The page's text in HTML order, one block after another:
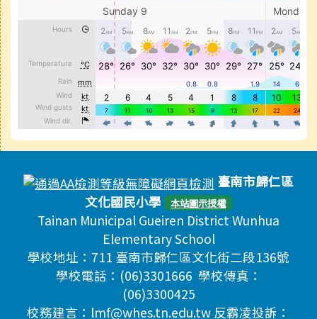
頁尾區域內容
臺南市歸仁區
文化國民小學 本站圖示授權
Tainan Municipal Gueiren District Wunhua
Elementary School
學校地址：711 臺南市歸仁區文化街二段136號
學校電話：(06)3301666 學校傳真：
(06)3300425
校務建言：lmf@whes.tn.edu.tw 反霸凌投訴：